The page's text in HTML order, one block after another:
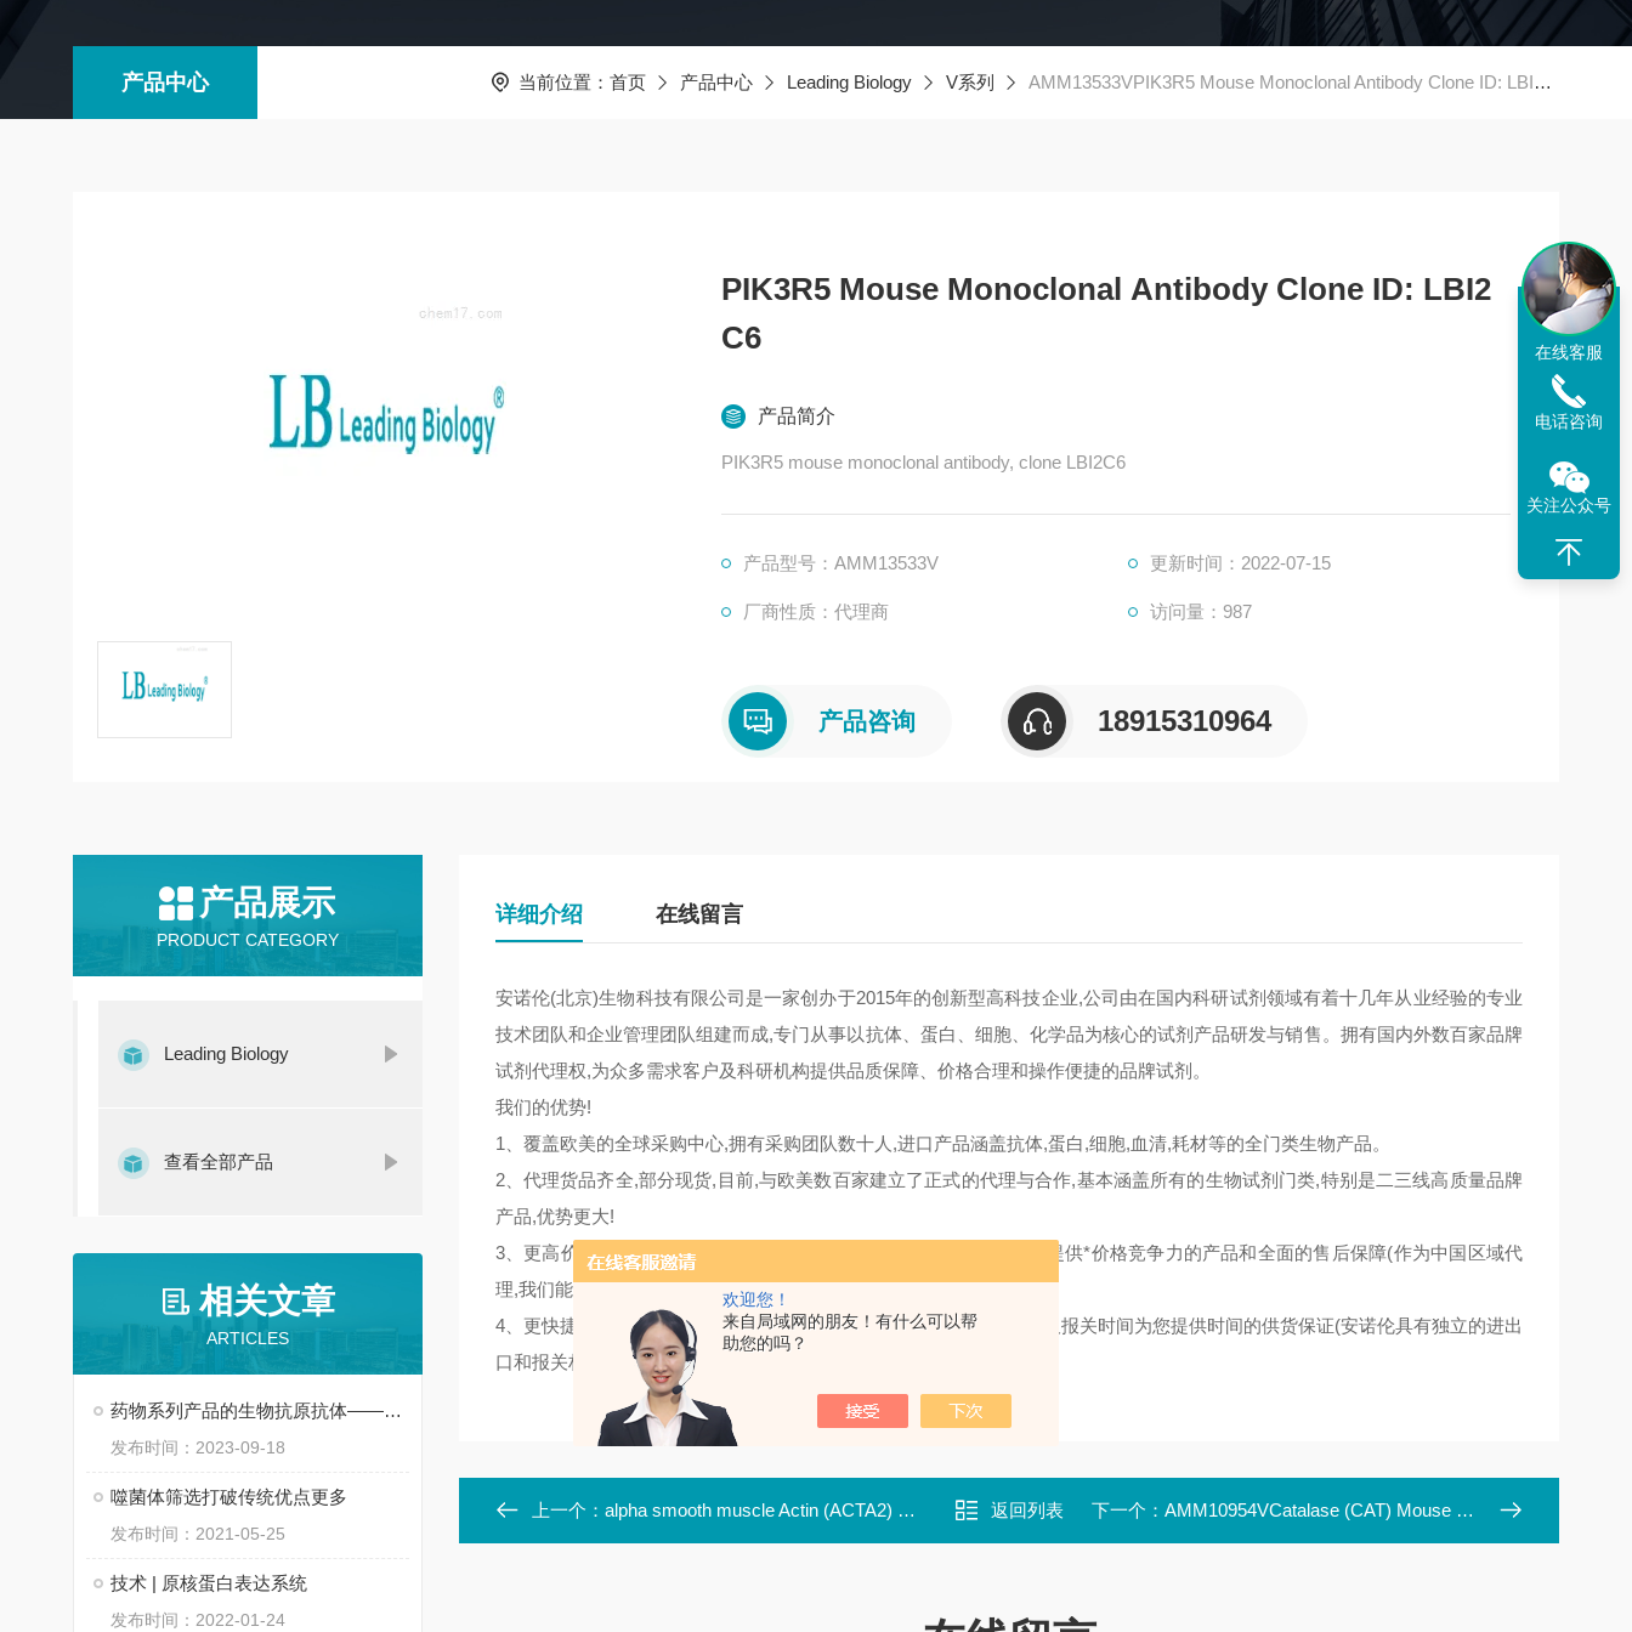
欢迎您！
来自局域网的朋友！有什么可以帮
助您的吗？
产品中心 当前位置： 首页 产品中心 Leading Biology V系列 AMM13533VPIK3R5 Mouse Monoclonal Antibody Clone ID: LBI2C6
PIK3R5 Mouse Monoclonal Antibody Clone ID: LBI2
C6
产品简介
PIK3R5 mouse monoclonal antibody, clone LBI2C6
产品型号：AMM13533V 更新时间：2022-07-15
厂商性质：代理商 访问量：987
产品咨询 18915310964
产品展示
PRODUCT CATEGORY
Leading Biology
查看全部产品
相关文章
ARTICLES
药物系列产品的生物抗原抗体——博迈伦
发布时间：2023-09-18
噬菌体筛选打破传统优点更多
发布时间：2021-05-25
技术 | 原核蛋白表达系统
发布时间：2022-01-24
详细介绍 在线留言
安诺伦(北京)生物科技有限公司是一家创办于2015年的创新型高科技企业,公司由在国内科研试剂领域有着十几年从业经验的专业
技术团队和企业管理团队组建而成,专门从事以抗体、蛋白、细胞、化学品为核心的试剂产品研发与销售。拥有国内外数百家品牌
试剂代理权,为众多需求客户及科研机构提供品质保障、价格合理和操作便捷的品牌试剂。
我们的优势!
1、覆盖欧美的全球采购中心,拥有采购团队数十人,进口产品涵盖抗体,蛋白,细胞,血清,耗材等的全门类生物产品。
2、代理货品齐全,部分现货,目前,与欧美数百家建立了正式的代理与合作,基本涵盖所有的生物试剂门类,特别是二三线高质量品牌
产品,优势更大!
3、更高价格优势和性价比的选择,我们将一如既往的为客户和代理商提供*价格竞争力的产品和全面的售后保障(作为中国区域代
理,我们能提供最大的和更全面的技术支持)。
4、更快捷的到货时间,我们将以更短的订货周期,更快捷的国际物流以及报关时间为您提供时间的供货保证(安诺伦具有独立的进出
口和报关权,因此提供更快捷的到货保障)。
上一个： alpha smooth muscle Actin (ACTA2) Mouse Monoclonal 返回列表 下一个： AMM10954VCatalase (CAT) Mouse Monoclonal Antibody Clone ID:
在线客服
电话咨询
关注公众号